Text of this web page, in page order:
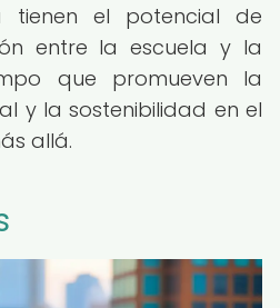
tienen el potencial de
entre la escuela y la
que promueven la
y la sostenibilidad en el
allá.